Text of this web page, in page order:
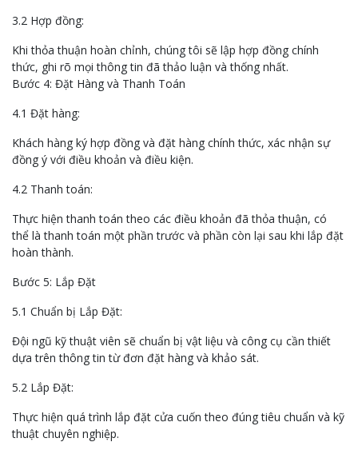
3.2 Hợp đồng:
Khi thỏa thuận hoàn chỉnh, chúng tôi sẽ lập hợp đồng chính
thức, ghi rõ mọi thông tin đã thảo luận và thống nhất.
Bước 4: Đặt Hàng và Thanh Toán
4.1 Đặt hàng:
Khách hàng ký hợp đồng và đặt hàng chính thức, xác nhận sự
đồng ý với điều khoản và điều kiện.
4.2 Thanh toán:
Thực hiện thanh toán theo các điều khoản đã thỏa thuận, có
thể là thanh toán một phần trước và phần còn lại sau khi lắp đặt
hoàn thành.
Bước 5: Lắp Đặt
5.1 Chuẩn bị Lắp Đặt:
Đội ngũ kỹ thuật viên sẽ chuẩn bị vật liệu và công cụ cần thiết
dựa trên thông tin từ đơn đặt hàng và khảo sát.
5.2 Lắp Đặt:
Thực hiện quá trình lắp đặt cửa cuốn theo đúng tiêu chuẩn và kỹ
thuật chuyên nghiệp.